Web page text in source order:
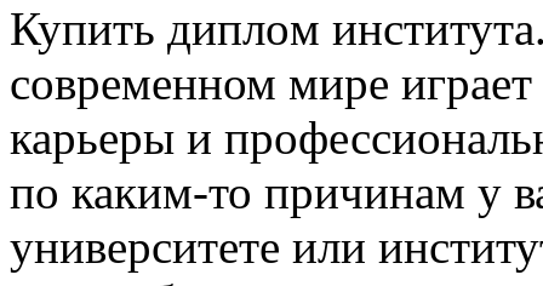
Купить диплoм
современном мире
карьеры и
по каким-то причинам у
университете или